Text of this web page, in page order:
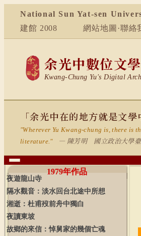
National Sun Yat-sen
建館 2008
網站地圖 ·聯絡
余光中數位文
Kwang-Chung Yu's Digital
「余光中在的地方就是文學
"Wherever Yu Kwang-chung is, there is
literature."
— 陳芳明 國立政治大學
1979年作品
夜遊龍山寺
隔水觀音：淡水回台北途中所想
湘逝：杜甫歿前舟中獨白
夜讀東坡
故鄉的來信：悼舅家的幾個亡魂